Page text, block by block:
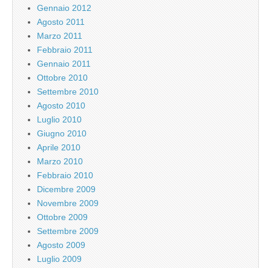
Gennaio 2012
Agosto 2011
Marzo 2011
Febbraio 2011
Gennaio 2011
Ottobre 2010
Settembre 2010
Agosto 2010
Luglio 2010
Giugno 2010
Aprile 2010
Marzo 2010
Febbraio 2010
Dicembre 2009
Novembre 2009
Ottobre 2009
Settembre 2009
Agosto 2009
Luglio 2009